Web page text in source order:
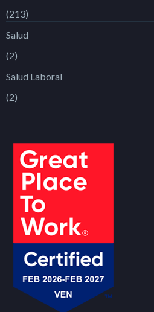
(213)
Salud
(2)
Salud Laboral
(2)